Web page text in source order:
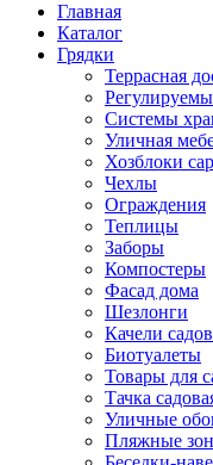
Главная
Каталог
Грядки
Террасная
Системы
Уличная
Хозблоки
Чехлы
Ограждения
Теплицы
Заборы
Компостеры
Фасад дома
Шезлонги
Качели
Биотуалеты
Товары для
Тачка
Уличные
Пляжные